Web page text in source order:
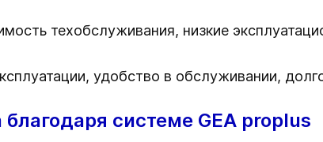
техобслуживания, низкие
удобство в обслуживании,
системе GEA proplus